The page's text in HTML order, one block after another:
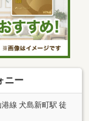
ニー
線 犬島新町駅 徒